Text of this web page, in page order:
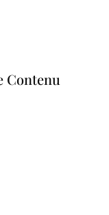
Contenu